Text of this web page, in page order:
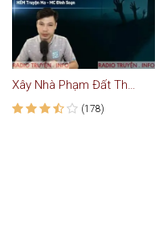
Xây Nhà Phạm Đất Thánh
(178)